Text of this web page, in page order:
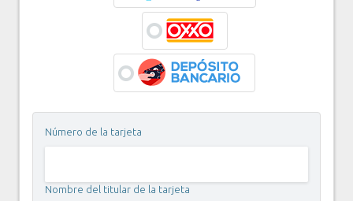
Número de la tarjeta
Nombre del titular de la tarjeta